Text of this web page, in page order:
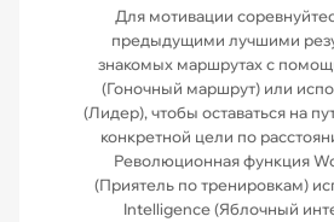
Для мотивации
предыдущими лучшими
знакомых маршрутах с
(Гоночный маршрут) или
(Лидер), чтобы оставаться на
конкретной цели по
Революционная функция
(Приятель по тренировкам)
Intelligence (Яблочный